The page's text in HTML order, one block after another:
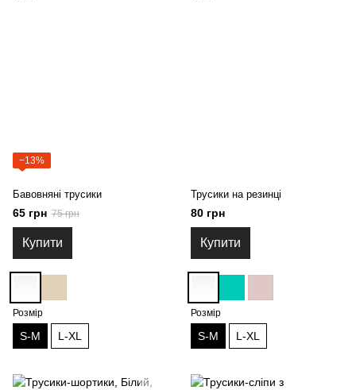
−13%
Бавовняні трусики
65 грн 75 грн
Купити
Розмір
S-M L-XL
Трусики на резинці
80 грн
Купити
Розмір
S-M L-XL